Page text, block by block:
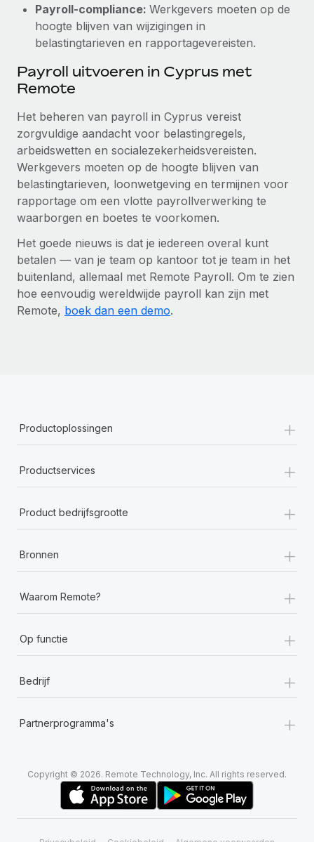
Payroll-compliance: Werkgevers moeten op de
hoogte blijven van wijzigingen in
belastingtarieven en rapportagevereisten.
Payroll uitvoeren in Cyprus met
Remote
Het beheren van payroll in Cyprus vereist
zorgvuldige aandacht voor belastingregels,
arbeidswetten en socialezekerheidsvereisten.
Werkgevers moeten op de hoogte blijven van
belastingtarieven, loonwetgeving en termijnen voor
rapportage om een vlotte payrollverwerking te
waarborgen en boetes te voorkomen.
Het goede nieuws is dat je iedereen overal kunt
betalen — van je team op kantoor tot je team in het
buitenland, allemaal met Remote Payroll. Om te zien
hoe eenvoudig wereldwijde payroll kan zijn met
Remote, boek dan een demo.
Productoplossingen +
Productservices +
Product bedrijfsgrootte +
Bronnen +
Waarom Remote? +
Op functie +
Bedrijf +
Partnerprogramma's +
Copyright © 2026. Remote Technology, Inc. All rights reserved.